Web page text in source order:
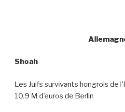
Shoah
Les Juifs survivants hongrois de
10,9 M d’euros de Berlin